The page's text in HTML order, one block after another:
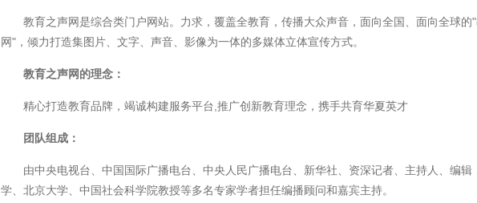
教育之声网是综合类门户网站。力求，覆盖全教育，传播大众声音，面向全国、面向全球的
网"，倾力打造集图片、文字、声音、影像为一体的多媒体立体宣传方式。
教育之声网的理念：
精心打造教育品牌，竭诚构建服务平台,推广创新教育理念，携手共育华夏英才
团队组成：
由中央电视台、中国国际广播电台、中央人民广播电台、新华社、资深记者、主持人、编辑
学、北京大学、中国社会科学院教授等多名专家学者担任编播顾问和嘉宾主持。